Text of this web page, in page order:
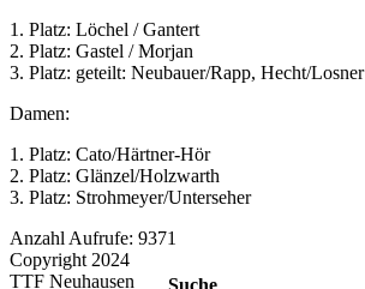
1. Platz: Löchel / Gantert
2. Platz: Gastel / Morjan
3. Platz: geteilt: Neubauer/Rapp, Hecht/Losner
Damen:
1. Platz: Cato/Härtner-Hör
2. Platz: Glänzel/Holzwarth
3. Platz: Strohmeyer/Unterseher
Anzahl Aufrufe: 9371
Suche
Copyright 2024
TTF Neuhausen